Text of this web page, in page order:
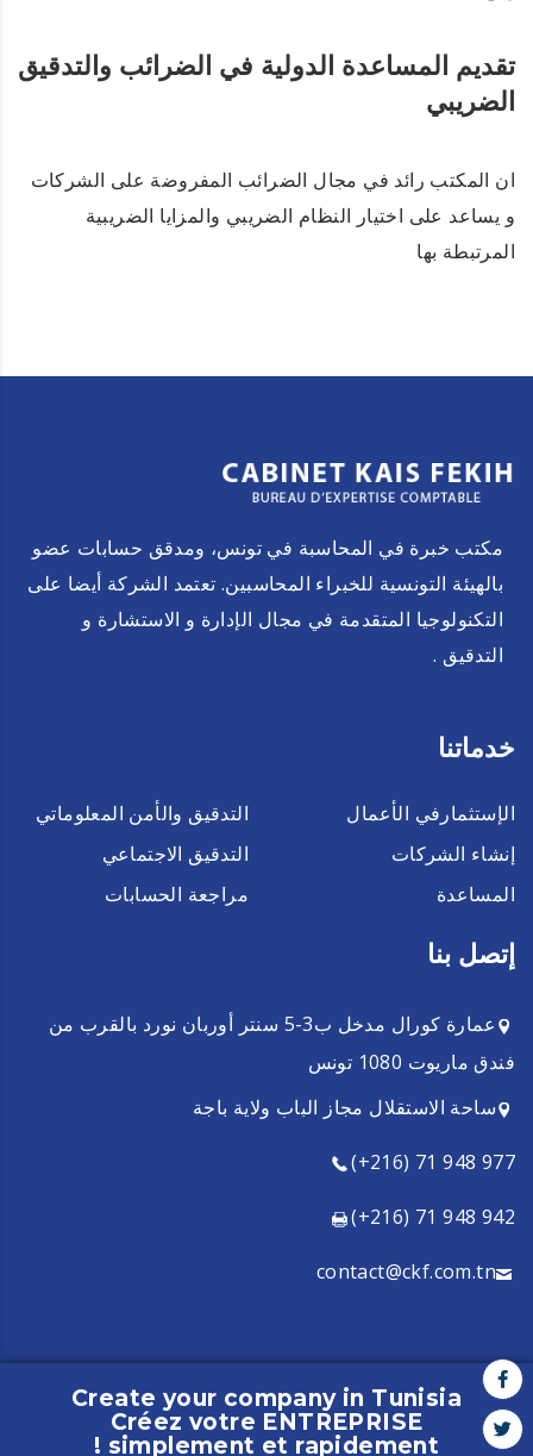
تقديم المساعدة الدولية في الضرائب والتدقيق
الضريبي
ان المكتب رائد في مجال الضرائب المفروضة على الشركات
و يساعد على اختيار النظام الضريبي والمزايا الضريبية
المرتبطة بها
مكتب خبرة في المحاسبة في تونس، ومدقق حسابات عضو
بالهيئة التونسية للخبراء المحاسبين. تعتمد الشركة أيضا على
التكنولوجيا المتقدمة في مجال الإدارة و الاستشارة و
التدقيق .
خدماتنا
التدقيق والأمن المعلوماتي
التدقيق الاجتماعي
مراجعة الحسابات
الإستثمارفي الأعمال
إنشاء الشركات
المساعدة
إتصل بنا
عمارة كورال مدخل ب3-5 سنتر أوربان نورد بالقرب من
فندق ماريوت 1080 تونس
ساحة الاستقلال مجاز الباب ولاية باجة
(+216) 71 948 977
(+216) 71 948 942
contact@ckf.com.tn
Copyright CKF - 2021 - All rights reserved
Create your company in Tunisia
Créez votre ENTREPRISE
simplement et rapidement !